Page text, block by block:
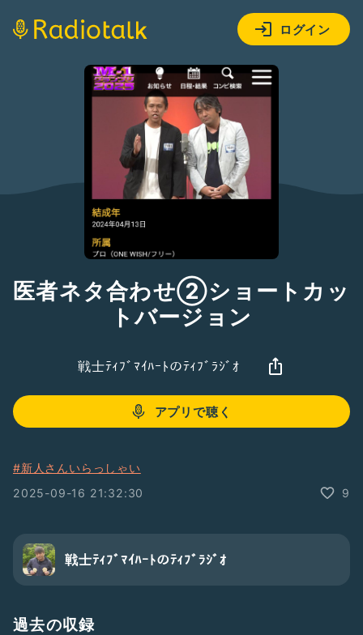
ログイン
医者ネタ合わせ②ショートカッ
トバージョン
戦士ﾃｨﾌﾞﾏｲﾊｰﾄのﾃｨﾌﾞﾗｼﾞｵ
アプリで聴く
#新人さんいらっしゃい
2025-09-16 21:32:30
9
戦士ﾃｨﾌﾞﾏｲﾊｰﾄのﾃｨﾌﾞﾗｼﾞｵ
過去の収録